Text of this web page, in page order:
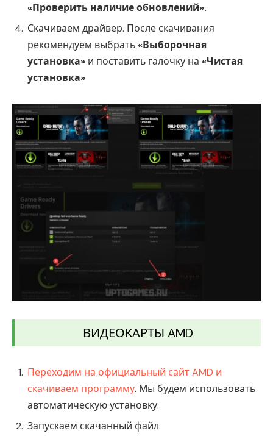
«Проверить наличие обновлений».
Скачиваем драйвер. После скачивания
рекомендуем выбрать«Выборочная
установка» и поставить галочку на «Чистая
установка»
ВИДЕОКАРТЫ AMD
Переходим на официальный сайт AMD и
скачиваем программу. Мы будем использовать
автоматическую установку.
Запускаем скачанный файл.